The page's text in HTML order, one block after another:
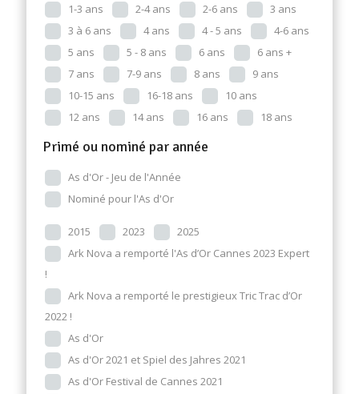
1-3 ans
2-4 ans 2-6 ans
3 ans
3 à 6 ans
4 ans 4 - 5 ans
4-6 ans
5 ans
5 - 8 ans 6 ans
6 ans +
7 ans
7-9 ans 8 ans
9 ans
10-15 ans
16-18 ans
10 ans
12 ans
14 ans 16 ans 18 ans
Primé ou nominé par année
As d'Or - Jeu de l'Année
Nominé pour l'As d'Or
2015 2023
2025
Ark Nova a remporté l'As d’Or Cannes 2023 Expert
!
Ark Nova a remporté le prestigieux Tric Trac d’Or
2022 !
As d'Or
As d'Or 2021 et Spiel des Jahres 2021
As d'Or Festival de Cannes 2021